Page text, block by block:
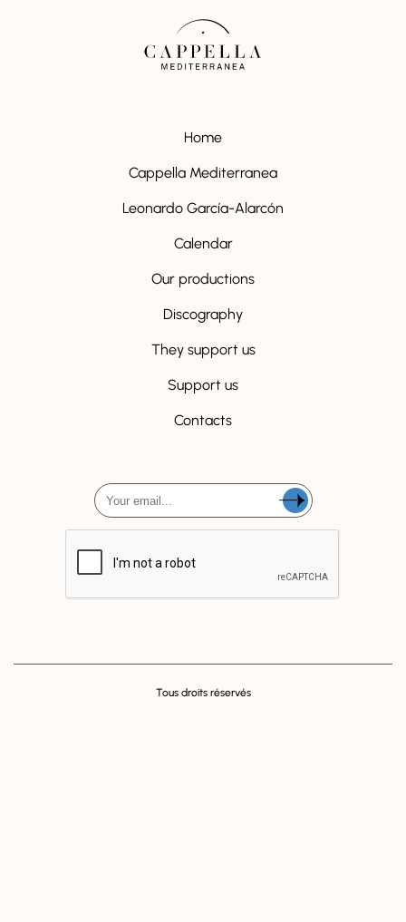
Home
Cappella Mediterranea
Leonardo García-Alarcón
Calendar
Our productions
Discography
They support us
Support us
Contacts
Tous droits réservés